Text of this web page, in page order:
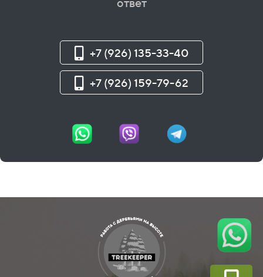
+7 (926) 135-33-40
+7 (926) 159-79-62